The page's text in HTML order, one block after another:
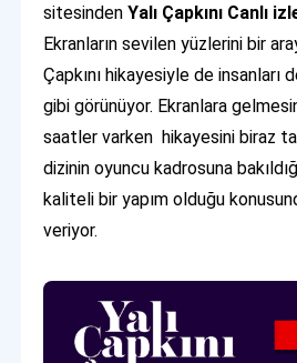
sitesindenYalı Çapkını Canlı
Ekranların sevilen yüzlerini bir
Çapkını hikayesiyle de
gibi görünüyor. Ekranlara
saatler varken hikayesini biraz
dizinin oyuncu kadrosuna
kaliteli bir yapım olduğu
veriyor.